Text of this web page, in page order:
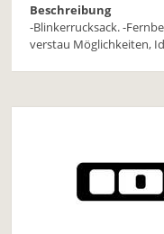
Beschreibung
-Blinkerrucksack. -
verstau Möglichkeiten,